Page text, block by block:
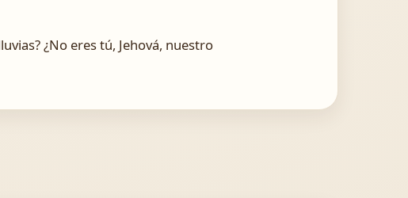
¿No eres tú, Jehová, nuestro